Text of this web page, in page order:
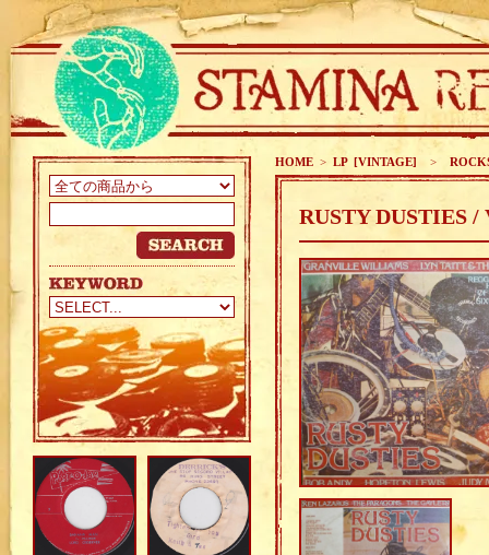
HOME > LP [VINTAGE] >
RUSTY DUSTIES /